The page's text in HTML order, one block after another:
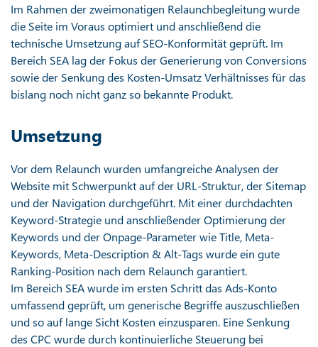
Im Rahmen der zweimonatigen Relaunchbegleitung wurde
die Seite im Voraus optimiert und anschließend die
technische Umsetzung auf SEO-Konformität geprüft. Im
Bereich SEA lag der Fokus der Generierung von Conversions
sowie der Senkung des Kosten-Umsatz Verhältnisses für das
bislang noch nicht ganz so bekannte Produkt.
Umsetzung
Vor dem Relaunch wurden umfangreiche Analysen der
Website mit Schwerpunkt auf der URL-Struktur, der Sitemap
und der Navigation durchgeführt. Mit einer durchdachten
Keyword-Strategie und anschließender Optimierung der
Keywords und der Onpage-Parameter wie Title, Meta-
Keywords, Meta-Description & Alt-Tags wurde ein gute
Ranking-Position nach dem Relaunch garantiert.
Im Bereich SEA wurde im ersten Schritt das Ads-Konto
umfassend geprüft, um generische Begriffe auszuschließen
und so auf lange Sicht Kosten einzusparen. Eine Senkung
des CPC wurde durch kontinuierliche Steuerung bei